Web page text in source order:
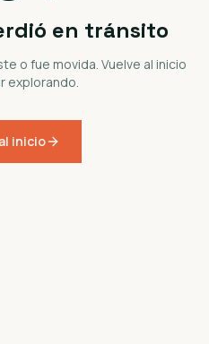
en tránsito
o fue movida. Vuelve al inicio
explorando.
inicio